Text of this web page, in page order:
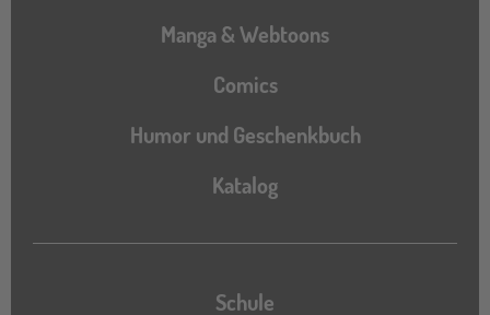
Manga & Webtoons
Comics
Humor und Geschenkbuch
Katalog
Katalog
Schule